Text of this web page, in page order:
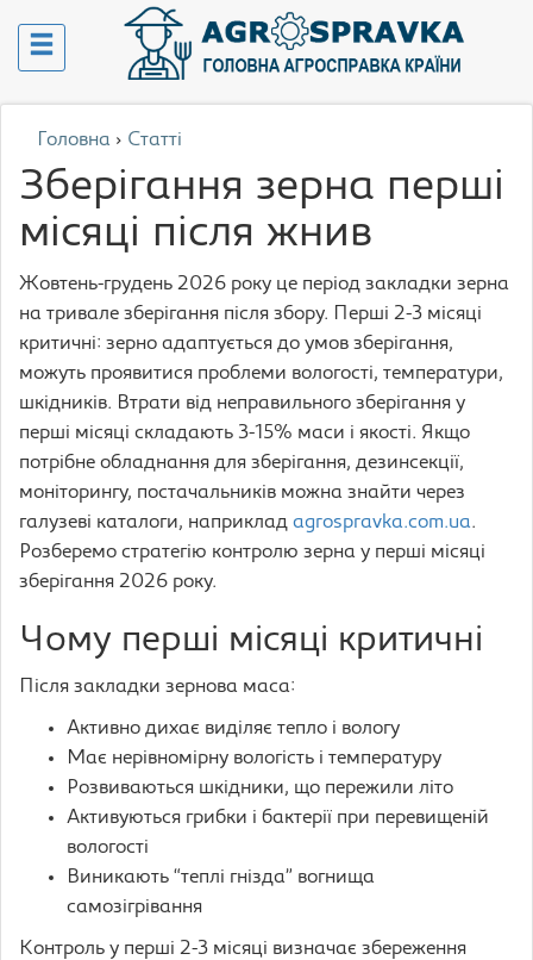
Головна › Статті
Зберігання зерна перші
місяці після жнив
Жовтень-грудень 2026 року це період закладки зерна
на тривале зберігання після збору. Перші 2-3 місяці
критичні: зерно адаптується до умов зберігання,
можуть проявитися проблеми вологості, температури,
шкідників. Втрати від неправильного зберігання у
перші місяці складають 3-15% маси і якості. Якщо
потрібне обладнання для зберігання, дезинсекції,
моніторингу, постачальників можна знайти через
галузеві каталоги, наприклад agrospravka.com.ua.
Розберемо стратегію контролю зерна у перші місяці
зберігання 2026 року.
Чому перші місяці критичні
Після закладки зернова маса:
Активно дихає виділяє тепло і вологу
Має нерівномірну вологість і температуру
Розвиваються шкідники, що пережили літо
Активуються грибки і бактерії при перевищеній
вологості
Виникають “теплі гнізда” вогнища
самозігрівання
Контроль у перші 2-3 місяці визначає збереження